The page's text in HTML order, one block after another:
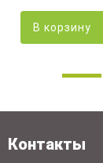
В корзину
Контакты